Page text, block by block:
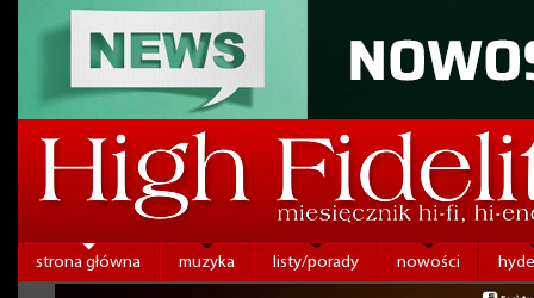
strona główna muzyka listy/porady nowości